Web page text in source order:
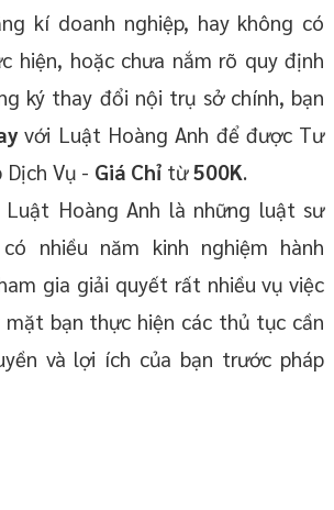
kí doanh nghiệp, hay không có
hiện, hoặc chưa nắm rõ quy định
ký thay đổi nội trụ sở chính, bạn
với Luật Hoàng Anh để được Tư
Dịch Vụ - Giá Chỉtừ500K.
Luật Hoàng Anh là những luật sư
có nhiều năm kinh nghiệm hành
gia giải quyết rất nhiều vụ việc
bạn thực hiện các thủ tục cần
và lợi ích của bạn trước pháp